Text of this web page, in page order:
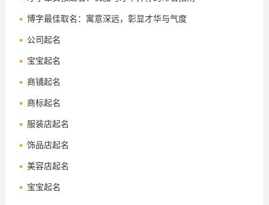
博字最佳取名：寓意深远，彰显才华与气度
公司起名
宝宝起名
商铺起名
商标起名
服装店起名
饰品店起名
美容店起名
宝宝起名